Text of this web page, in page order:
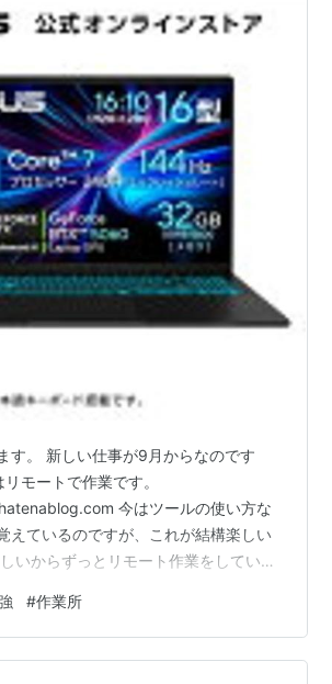
す。 新しい仕事が9月からなのです
モートで作業です。
今はツールの使い方な
えているのですが、これが結構楽しい
いからずっとリモート作業をしていた
職場で働いてちゃんとしたお給料を貰
料を貰ってある程度貯金ができたら新
ートPCを買う予定です。 ゲーミングノ
#作業所